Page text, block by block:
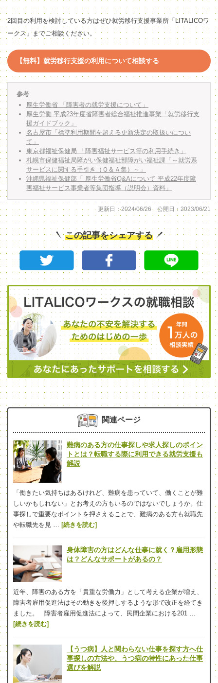
2回目の利用を検討している方はぜひ就労移行支援事業所「LITALICOワ
ークス」までご相談ください。
【無料】就労移行支援の利用について相談する
参考
厚生労働省 「障害者の就労支援について」
厚生労働 平成23年度省障害者総合福祉推進事業「就労移行支
援ガイドブック」
名古屋市「標準利用期間を超える更新決定の取扱いについ
て」
東京都福祉保健局 「障害福祉サービス等の利用手続き」
札幌市保健福祉局障がい保健福祉部障がい福祉課「～就労系
サービスに関する手引き（Ｑ＆Ａ集）～」
沖縄県福祉保健部「 厚生労働省Q&Aについて 平成22年度障
害福祉サービス事業者等集団指導（説明会）資料」
更新日：2024/06/26 公開日：2023/06/21
この記事をシェアする
関連ページ
難病のある方の仕事探しや求人探しのポイン
トとは？転職する際に利用できる就労支援も
解説
「働きたい気持ちはあるけれど、難病を患っていて、働くことが難
しいかもしれない」とお考えの方もいるのではないでしょうか。仕
事探しで重要なポイントを押さえることで、難病のある方も就職先
や転職先を見 … [続きを読む]
身体障害の方はどんな仕事に就く？雇用形態
は？どんなサポートがあるの？
近年、障害のある方を「貴重な労働力」として考える企業が増え、
障害者雇用促進法はその動きを後押しするような形で改正を経てき
ました。 障害者雇用促進法によって、民間企業における201 …
[続きを読む]
【うつ病】人と関わらない仕事を探す方へ仕
事探しの方法や、うつ病の特性にあった仕事
選びを解説